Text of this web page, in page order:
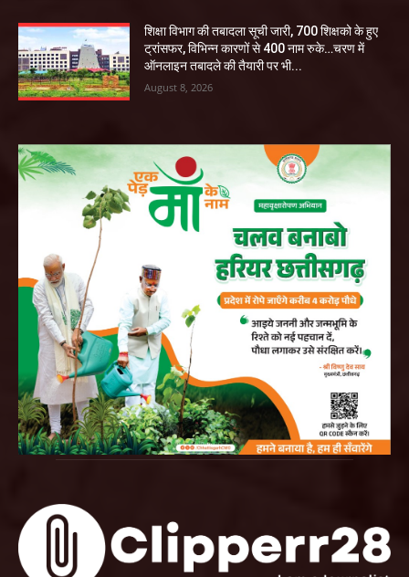
शिक्षा विभाग की तबादला सूची जारी, 700 शिक्षको के हुए
ट्रांसफर, विभिन्न कारणों से 400 नाम रुके…चरण में
ऑनलाइन तबादले की तैयारी पर भी...
August 8, 2026